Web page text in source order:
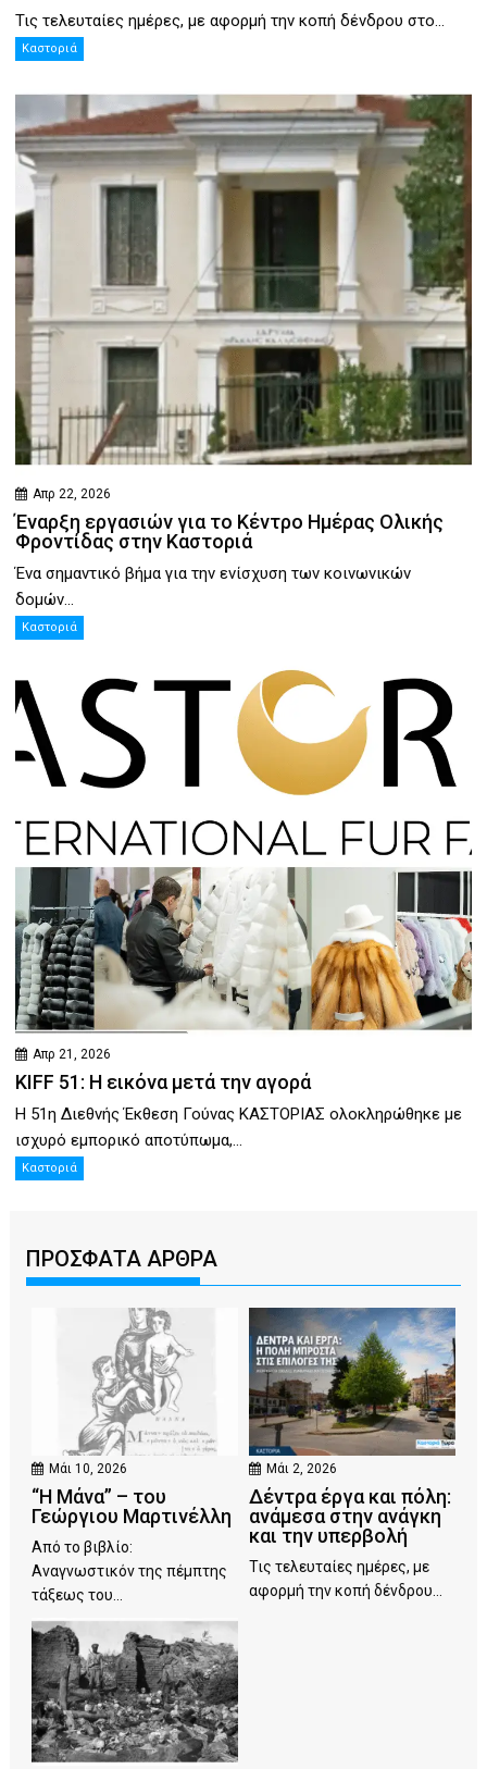
Τις τελευταίες ημέρες, με αφορμή την κοπή δένδρου στο...
Καστοριά
Απρ 22, 2026
Έναρξη εργασιών για το Κέντρο Ημέρας Ολικής
Φροντίδας στην Καστοριά
Ένα σημαντικό βήμα για την ενίσχυση των κοινωνικών
δομών...
Καστοριά
Απρ 21, 2026
KIFF 51: Η εικόνα μετά την αγορά
Η 51η Διεθνής Έκθεση Γούνας ΚΑΣΤΟΡΙΑΣ ολοκληρώθηκε με
ισχυρό εμπορικό αποτύπωμα,...
Καστοριά
ΠΡΟΣΦΑΤΑ ΑΡΘΡΑ
Μάι 10, 2026
“Η Μάνα” – του
Γεώργιου Μαρτινέλλη
Από το βιβλίο:
Αναγνωστικόν της πέμπτης
τάξεως του...
Μάι 2, 2026
Δέντρα έργα και πόλη:
ανάμεσα στην ανάγκη
και την υπερβολή
Τις τελευταίες ημέρες, με
αφορμή την κοπή δένδρου...